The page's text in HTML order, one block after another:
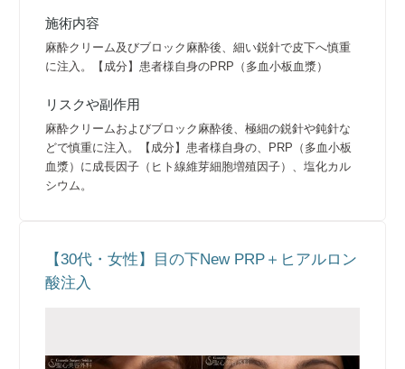
施術内容
麻酔クリーム及びブロック麻酔後、細い鋭針で皮下へ慎重
に注入。【成分】患者様自身のPRP（多血小板血漿）
リスクや副作用
麻酔クリームおよびブロック麻酔後、極細の鋭針や鈍針な
どで慎重に注入。【成分】患者様自身の、PRP（多血小板
血漿）に成長因子（ヒト線維芽細胞増殖因子）、塩化カル
シウム。
【30代・女性】目の下New PRP＋ヒアルロン
酸注入